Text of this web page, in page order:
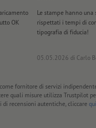
OK
Le stampe hanno una
rispettati i tempi di
tipografia di fiducia!
05.05.2026 di Carlo
fornitore di servizi
quali misure utilizza Trustpilot
di recensioni autentiche, cliccare qui